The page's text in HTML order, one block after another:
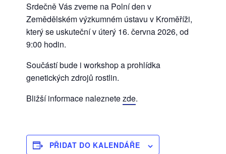
Srdečně Vás zveme na Polní den v
Zemědělském výzkumném ústavu v Kroměříži,
který se uskuteční v úterý 16. června 2026, od
9:00 hodin.
Součástí bude i workshop a prohlídka
genetických zdrojů rostlin.
Bližší informace naleznetezde.
PŘIDAT DO KALENDÁŘE